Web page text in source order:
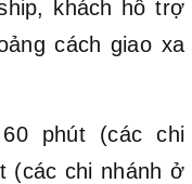
khách hỗ trợ
cách giao xa
phút (các chi
(các chi nhánh ở